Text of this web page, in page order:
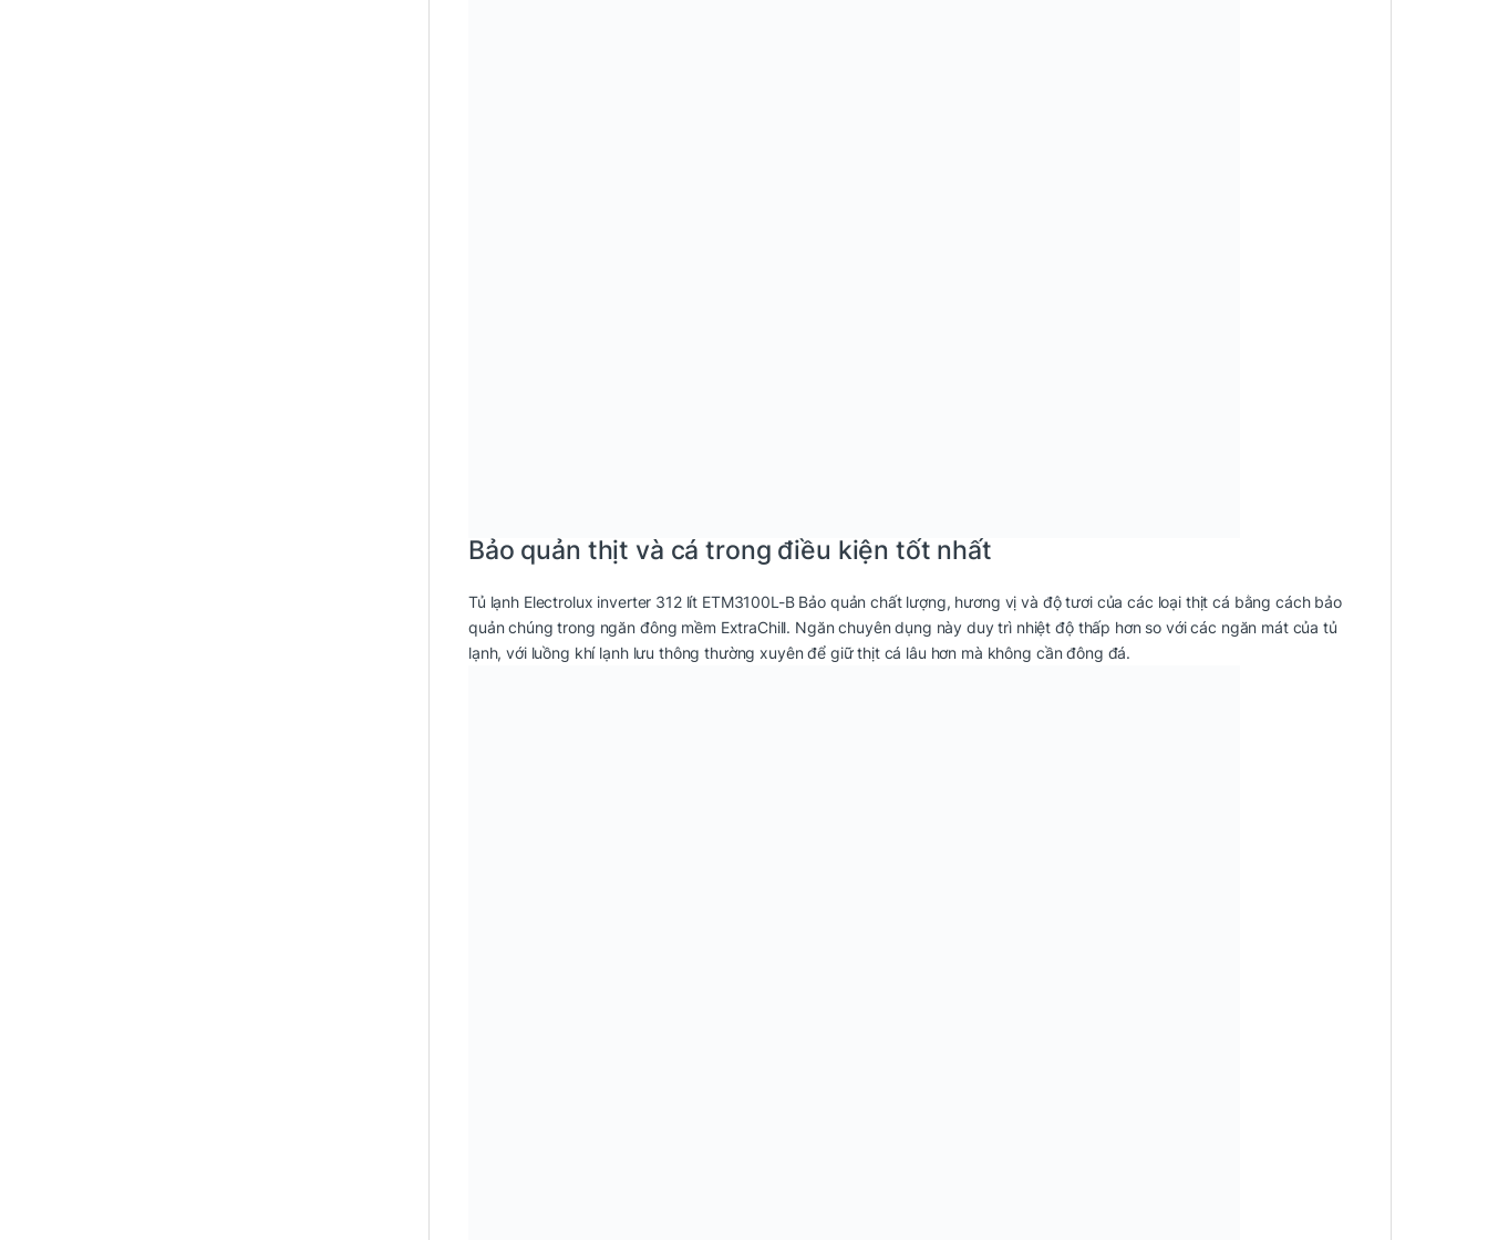
Bảo quản thịt và cá trong điều kiện tốt nhất
Tủ lạnh Electrolux inverter 312 lít ETM3100L-B Bảo quản chất lượng, hương vị và độ tươi của các loại thịt cá bằng cách bảo
quản chúng trong ngăn đông mềm ExtraChill. Ngăn chuyên dụng này duy trì nhiệt độ thấp hơn so với các ngăn mát của tủ
lạnh, với luồng khí lạnh lưu thông thường xuyên để giữ thịt cá lâu hơn mà không cần đông đá.